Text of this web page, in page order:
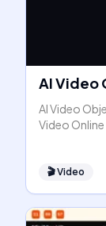
AI Video
AI Video
Video Online
🎬Video